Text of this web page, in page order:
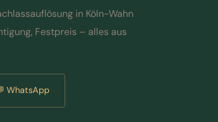
in Köln-Wahn
Festpreis – alles aus
WhatsApp